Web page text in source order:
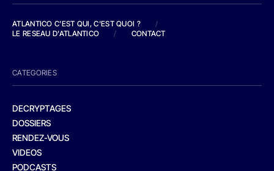
ATLANTICO C'EST QUI, C'EST QUOI ?
/
LE RESEAU D'ATLANTICO
/ CONTACT
CATEGORIES
DECRYPTAGES
DOSSIERS
RENDEZ-VOUS
VIDEOS
PODCASTS